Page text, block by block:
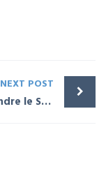
NEXT POST
Comprendre le Shell Web sur site WordPress